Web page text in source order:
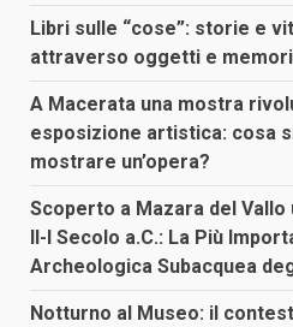
Libri sulle “cose”: storie e
attraverso oggetti e
A Macerata una mostra
esposizione artistica: cosa
mostrare un’opera?
Scoperto a Mazara del Vallo
II-I Secolo a.C.: La Più
Archeologica Subacquea
Notturno al Museo: il